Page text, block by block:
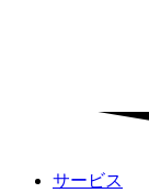
サービス